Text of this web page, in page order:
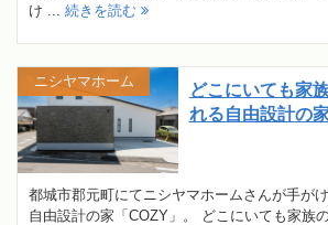
け ... 続きを読む
どこにいても家
れる自由設計の
都城市郡元町にてニシヤマホームさんが手が
自由設計の家「COZY」。 どこにいても家族
ニシヤマホーム